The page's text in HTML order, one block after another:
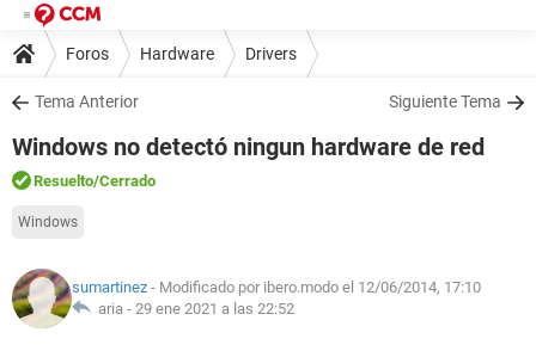
Foros Hardware Drivers
Tema Anterior Siguiente Tema
Windows no detectó ningun hardware de red
Resuelto/Cerrado
Windows
sumartinez - Modificado por ibero.modo el 12/06/2014, 17:10
aria - 29 ene 2021 a las 22:52